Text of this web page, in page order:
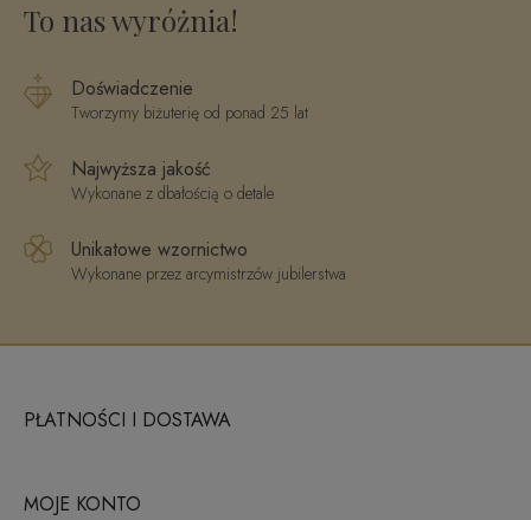
To nas wyróżnia!
Doświadczenie
Tworzymy biżuterię od ponad 25 lat
Najwyższa jakość
Wykonane z dbałością o detale
Unikatowe wzornictwo
Wykonane przez arcymistrzów jubilerstwa
PŁATNOŚCI I DOSTAWA
MOJE KONTO